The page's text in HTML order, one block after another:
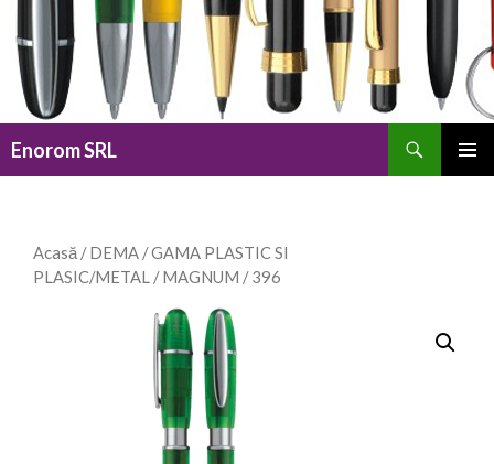
Enorom SRL
Acasă /DEMA /GAMA PLASTIC SI
PLASIC/METAL /MAGNUM / 396